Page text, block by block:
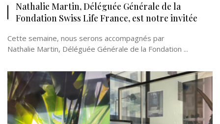
Nathalie Martin, Déléguée Générale de la
Fondation Swiss Life France, est notre invitée
Cette semaine, nous serons accompagnés par
Nathalie Martin, Déléguée Générale de la Fondation ...